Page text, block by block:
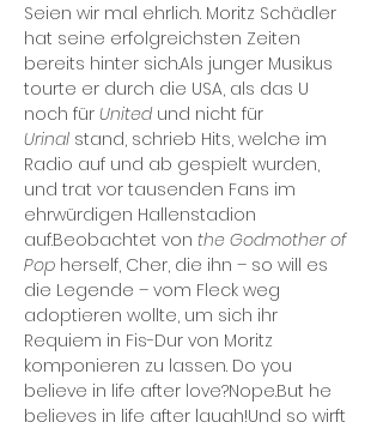
Seien wir mal ehrlich. Moritz Schädler
hat seine erfolgreichsten Zeiten
bereits hinter sich.Als junger Musikus
tourte er durch die USA, als das U
noch für United und nicht für
Urinal stand, schrieb Hits, welche im
Radio auf und ab gespielt wurden,
und trat vor tausenden Fans im
ehrwürdigen Hallenstadion
auf.Beobachtet von the Godmother of
Pop herself, Cher, die ihn – so will es
die Legende – vom Fleck weg
adoptieren wollte, um sich ihr
Requiem in Fis-Dur von Moritz
komponieren zu lassen. Do you
believe in life after love?Nope.But he
believes in life after laugh!Und so wirft